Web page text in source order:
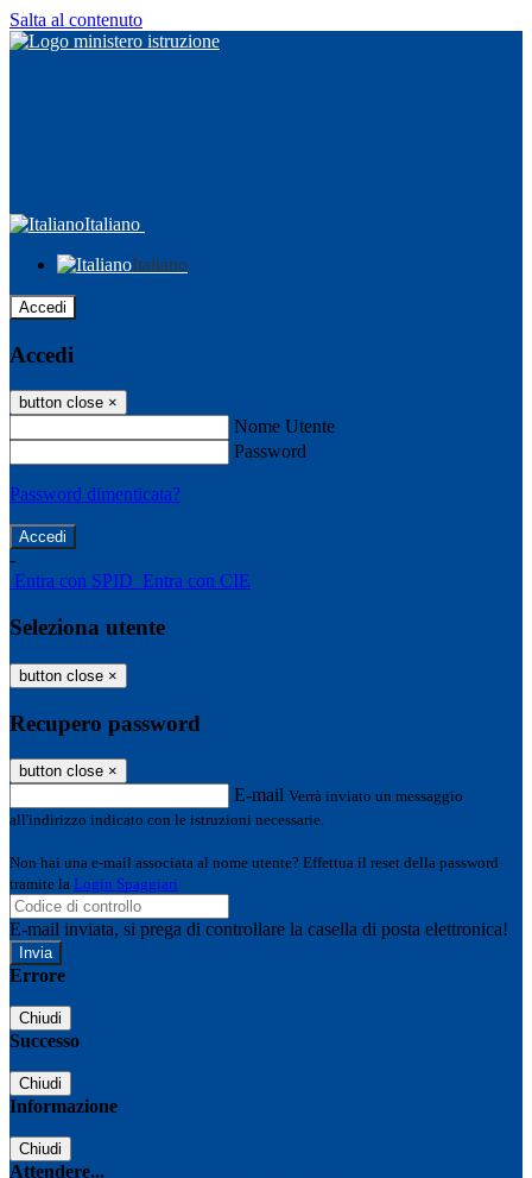
Salta al contenuto
Italiano
Italiano
Accedi
Accedi
button close ×
Nome Utente
Password
Password dimenticata?
-
Entra con SPID Entra con CIE
Seleziona utente
button close ×
Recupero password
button close ×
E-mail Verrà inviato un messaggio
all'indirizzo indicato con le istruzioni necessarie.
Non hai una e-mail associata al nome utente? Effettua il reset della password
tramite la Login Spaggiari
E-mail inviata, si prega di controllare la casella di posta elettronica!
Errore
Chiudi
Successo
Chiudi
Informazione
Chiudi
Attendere...